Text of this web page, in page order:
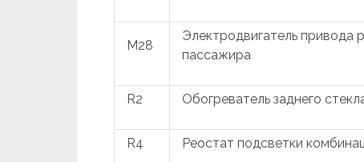
M28
Электродвигатель привода
пассажира
R2 Обогреватель заднего
R4 Реостат подсветки